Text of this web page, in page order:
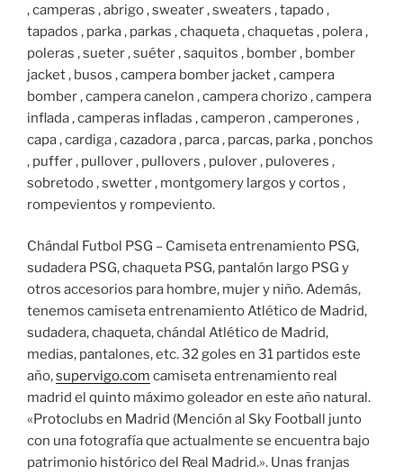
, camperas , abrigo , sweater , sweaters , tapado ,
tapados , parka , parkas , chaqueta , chaquetas , polera ,
poleras , sueter , suéter , saquitos , bomber , bomber
jacket , busos , campera bomber jacket , campera
bomber , campera canelon , campera chorizo , campera
inflada , camperas infladas , camperon , camperones ,
capa , cardiga , cazadora , parca , parcas, parka , ponchos
, puffer , pullover , pullovers , pulover , puloveres ,
sobretodo , swetter , montgomery largos y cortos ,
rompevientos y rompeviento.
Chándal Futbol PSG – Camiseta entrenamiento PSG,
sudadera PSG, chaqueta PSG, pantalón largo PSG y
otros accesorios para hombre, mujer y niño. Además,
tenemos camiseta entrenamiento Atlético de Madrid,
sudadera, chaqueta, chándal Atlético de Madrid,
medias, pantalones, etc. 32 goles en 31 partidos este
año,supervigo.com camiseta entrenamiento real
madrid el quinto máximo goleador en este año natural.
«Protoclubs en Madrid (Mención al Sky Football junto
con una fotografía que actualmente se encuentra bajo
patrimonio histórico del Real Madrid.». Unas franjas